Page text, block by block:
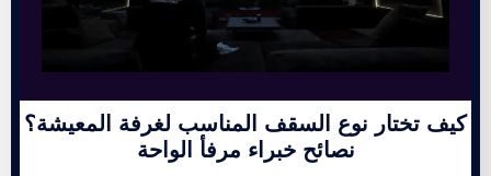
كيف تختار نوع السقف المناسب لغرفة المعيشة؟
نصائح خبراء مرفأ الواحة